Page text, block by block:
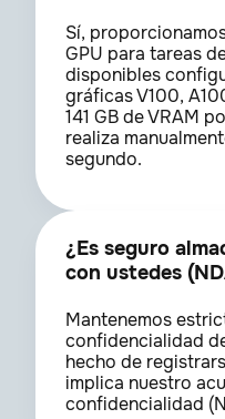
Sí,
GPU para tareas
disponibles
gráficas V100,
141 GB de VRAM
realiza
segundo.
¿Es seguro
con ustedes
Mantenemos
confidencialidad
hecho de
implica nuestro
confidencialidad